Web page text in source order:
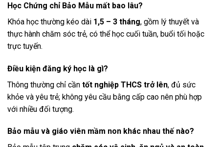
Học Chứng chỉ Bảo Mẫu mất bao lâu?
Khóa học thường kéo dài 1,5 – 3 tháng, gồm lý thuyết và
thực hành chăm sóc trẻ, có thể học cuối tuần, buổi tối hoặc
trực tuyến.
Điều kiện đăng ký học là gì?
Thông thường chỉ cần tốt nghiệp THCS trở lên, đủ sức
khỏe và yêu trẻ; không yêu cầu bằng cấp cao nên phù hợp
với nhiều đối tượng.
Bảo mẫu và giáo viên mầm non khác nhau thế nào?